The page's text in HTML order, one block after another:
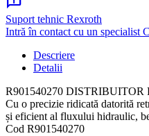
Suport tehnic Rexroth
Intră în contact cu un specialist
Descriere
Detalii
R901540270 DISTRIBUITOR
Cu o precizie ridicată datorită
și eficient al fluxului hidraulic,
Cod R901540270